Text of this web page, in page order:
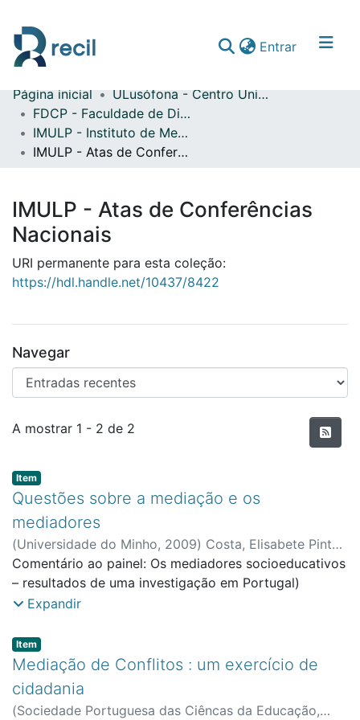
Entrar(current)
Comunidades & Coleções
Percorrer repositório
Página inicial
ULusófona - Centro Universitário do Porto
FDCP - Faculdade de Direito e Ciência Política
IMULP - Instituto de Mediação da Universidade Lusófona do Porto
IMULP - Atas de Conferências Nacionais
IMULP - Atas de Conferências
Nacionais
URI permanente para esta coleção:
https://hdl.handle.net/10437/8422
Navegar
Entradas recentes
A mostrar 1 - 2 de 2
Item type:
Item,
Questões sobre a mediação e os
mediadores
(Universidade do Minho, 2009) Costa, Elisabete Pinto
da;Faculdade de Direito e Ciência Política
Comentário ao painel: Os mediadores socioeducativos
– resultados de uma investigação em Portugal)
Expandir
Item type:
Item,
Mediação de Conflitos : um exercício de
cidadania
(Sociedade Portuguesa das Ciêncas da Educação,